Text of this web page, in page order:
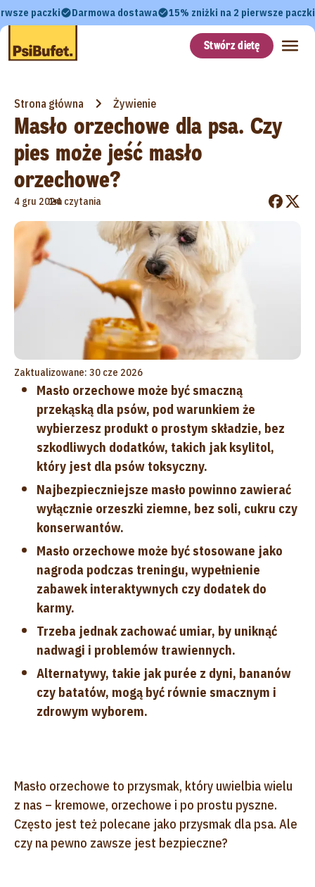
paczki Darmowa dostawa 15% zniżki na 2 pierwsze paczki
Stwórz dietę
Strona główna Żywienie
Masło orzechowe dla psa. Czy
pies może jeść masło
orzechowe?
4 gru 2024
•
1m czytania
Zaktualizowane: 30 cze 2026
Masło orzechowe może być smaczną
przekąską dla psów, pod warunkiem że
wybierzesz produkt o prostym składzie, bez
szkodliwych dodatków, takich jak ksylitol,
który jest dla psów toksyczny.
Najbezpieczniejsze masło powinno zawierać
wyłącznie orzeszki ziemne, bez soli, cukru czy
konserwantów.
Masło orzechowe może być stosowane jako
nagroda podczas treningu, wypełnienie
zabawek interaktywnych czy dodatek do
karmy.
Trzeba jednak zachować umiar, by uniknąć
nadwagi i problemów trawiennych.
Alternatywy, takie jak purée z dyni, bananów
czy batatów, mogą być równie smacznym i
zdrowym wyborem.
Masło orzechowe to przysmak, który uwielbia wielu
z nas – kremowe, orzechowe i po prostu pyszne.
Często jest też polecane jako przysmak dla psa. Ale
czy na pewno zawsze jest bezpieczne?